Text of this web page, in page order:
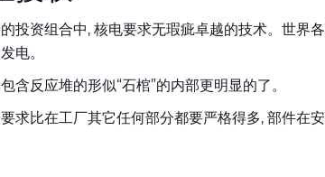
投资组合中, 核电要求无瑕疵卓越的技术。世界
电。
含反应堆的形似“石棺”的内部更明显的了。
求比在工厂其它任何部分都要严格得多, 部件在